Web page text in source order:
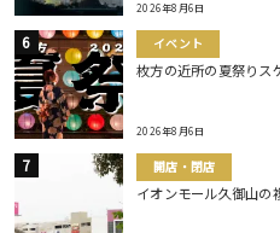
2026年8月6日
イベント
枚方の近所の夏祭りス
2026年8月6日
開店・閉店
イオンモール久御山の